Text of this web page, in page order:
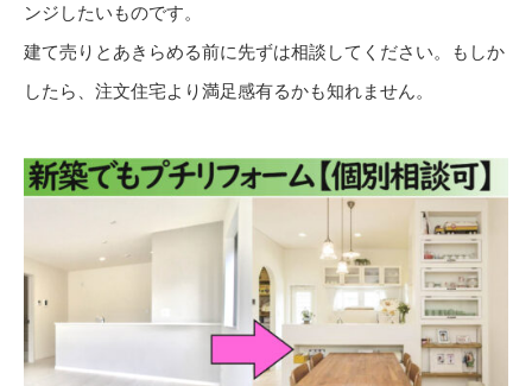
ンジしたいものです。
建て売りとあきらめる前に先ずは相談してください。もしか
したら、注文住宅より満足感有るかも知れません。